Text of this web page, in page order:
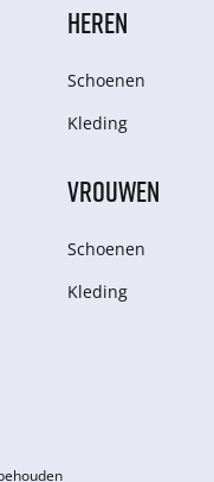
HEREN
Schoenen
Kleding
VROUWEN
Schoenen
Kleding